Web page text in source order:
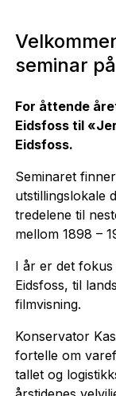
seminar
For åttende
Eidsfoss til
Eidsfoss.
Seminaret
utstillingslokale
tredelene til
mellom 1898 –
I år er det
Eidsfoss, til
filmvisning.
Konservator
fortelle om
tallet og